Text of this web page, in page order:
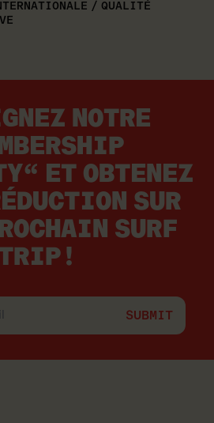
/ QUALITÉ
NOTRE
ET OBTENEZ
SUR
SURF